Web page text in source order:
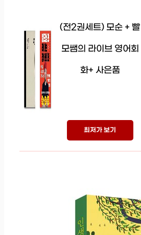
(전2권세트) 모순 + 빨
모쌤의 라이브 영어회
화+ 사은품
최저가 보기